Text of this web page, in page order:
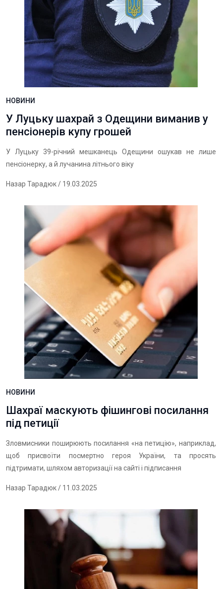
НОВИНИ
У Луцьку шахрай з Одещини виманив у
пенсіонерів купу грошей
У Луцьку 39-річний мешканець Одещини ошукав не лише
пенсіонерку, а й лучанина літнього віку
Назар Тарадюк/ 19.03.2025
НОВИНИ
Шахраї маскують фішингові посилання
під петиції
Зловмисники поширюють посилання «на петицію», наприклад,
щоб присвоїти посмертно героя України, та просять
підтримати, шляхом авторизації на сайті і підписання
Назар Тарадюк/ 11.03.2025